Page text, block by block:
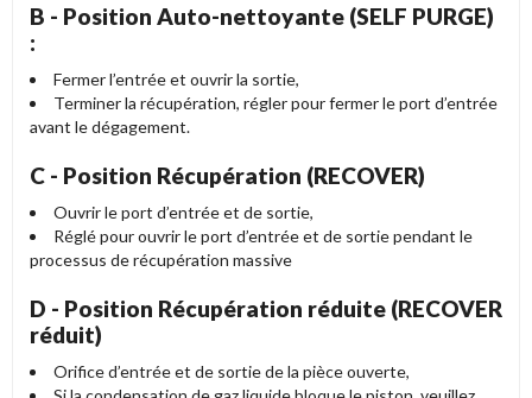
B - Position Auto-nettoyante (SELF PURGE)
:
Fermer l’entrée et ouvrir la sortie,
Terminer la récupération, régler pour fermer le port d’entrée
avant le dégagement.
C - Position Récupération (RECOVER)
Ouvrir le port d’entrée et de sortie,
Réglé pour ouvrir le port d’entrée et de sortie pendant le
processus de récupération massive
D - Position Récupération réduite (RECOVER
réduit)
Orifice d’entrée et de sortie de la pièce ouverte,